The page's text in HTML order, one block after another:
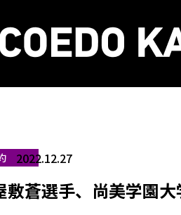
2022.12.27
敷蒼選手、尚美学園